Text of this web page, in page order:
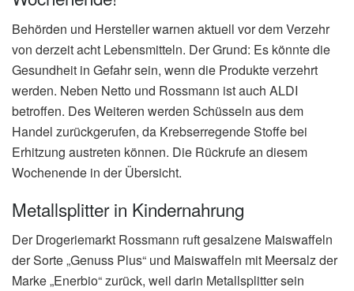
Behörden und Hersteller warnen aktuell vor dem Verzehr
von derzeit acht Lebensmitteln. Der Grund: Es könnte die
Gesundheit in Gefahr sein, wenn die Produkte verzehrt
werden. Neben Netto und Rossmann ist auch ALDI
betroffen. Des Weiteren werden Schüsseln aus dem
Handel zurückgerufen, da Krebserregende Stoffe bei
Erhitzung austreten können. Die Rückrufe an diesem
Wochenende in der Übersicht.
Metallsplitter in Kindernahrung
Der Drogeriemarkt Rossmann ruft gesalzene Maiswaffeln
der Sorte „Genuss Plus“ und Maiswaffeln mit Meersalz der
Marke „Enerbio“ zurück, weil darin Metallsplitter sein